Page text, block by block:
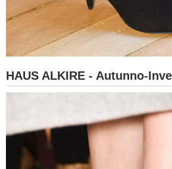
HAUS ALKIRE - Autunno-